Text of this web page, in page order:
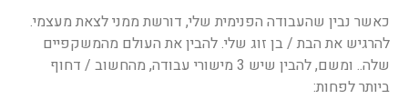
כאשר נבין שהעבודה הפנימית שלי, דורשת ממני לצאת מעצמי.
להרגיש את הבת / בן זוג שלי. להבין את העולם מהמשקפיים
שלה.. ומשם, להבין שיש 3 מישורי עבודה, מהחשוב / דחוף
ביותר לפחות: